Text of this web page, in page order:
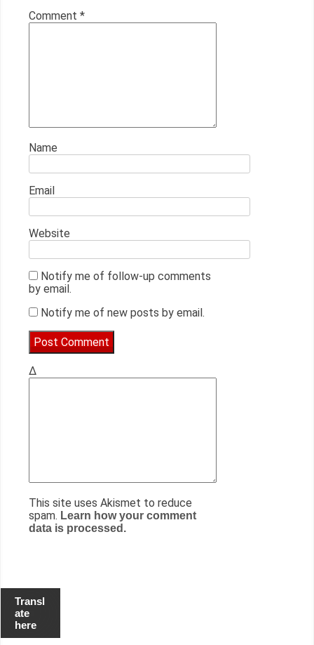
Comment *
Name
Email
Website
Notify me of follow-up comments
by email.
Notify me of new posts by email.
Δ
This site uses Akismet to reduce
spam. Learn how your comment
data is processed.
Transl
ate
here